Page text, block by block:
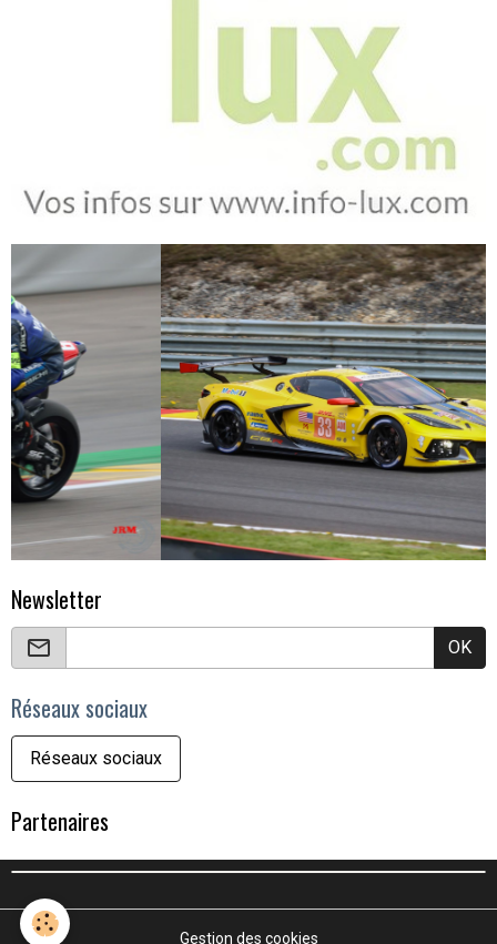
Newsletter
OK
Réseaux sociaux
Réseaux sociaux
Partenaires
Gestion des cookies